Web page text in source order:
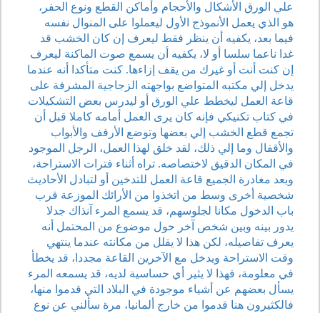
علي الورق الأشكال والأحجام وأماكن القطع ونوع الحفر،
هو الذي يعمل الأنموذج الأول ليعملوا على المنوال نفسه
فيما بعد، يكفيه أن ينظر فقط ليعرف إن كان الخشب قد
غدا ناعما سلسا أو لا، يكفيه أن يسمع صوت الماكنة ليعرف
إن كنت أنت أو غيرك من يقف إزاءها. كنت متأكدا أنه عندما
يدخل إلي مكتبه المتواضع بواجهته الزجاجية المشرفة على
قاعة العمل ليخطط علي الورق أو ليدرس بعض التشكيلات
في كتاب تكنيكي فإنه كان يرى العمل أمامه كاملا قبل أن
تجمع قطع الخشب إلي بعضها وتوضع الأرفف والأبواب
والأقفال وما إلي ذلك، لقد خلق لهذا العمل، الرجل الموجود
في المكان الدقيق لاختصاصه. تراه أثناء فترات الاستراحة،
وبعد مغادرة الجميع قاعة العمل للتدخين أو لتبادل الأحاديث
شخصية أخرى وسط من اتخذوا من الأرائك الموزعة قرب
باب الدخول مكانا لجلوسهم، قد يسمع المرء آنذاك جدلا
يدور بينه وبين شخص آخر حول موضوع من المحتمل أنه
يعرف تفاصيله، لكن هذا لا يقلل من مكانته عندما ينتهي
وقت الاستراحة ويدخل مع الآخرين القاعة مجددا، قد يخطأ
في معلومة، فهذا لا يثير أي حساسية لديه، قد يسمعه المرء
يسأل بعضهم عن أشياء موجودة في البلاد التي قدموا منها،
فالكثيرون هنا قدموا من خارج ألمانيا، مرة سألني عن نوع